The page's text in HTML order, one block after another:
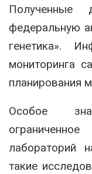
федеральную
генетика».
мониторинга
планирования
Особое
лабораторий
такие